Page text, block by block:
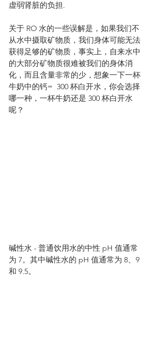
虚弱肾脏的负担.
关于 RO 水的一些误解是，如果我们不
从水中摄取矿物质，我们身体可能无法
获得足够的矿物质，事实上，自来水中
的大部分矿物质很难被我们的身体消
化，而且含量非常的少，想象一下一杯
牛奶中的钙=  300 杯白开水，你会选择
哪一种，一杯牛奶还是 300 杯白开水
呢？
碱性水 - 普通饮用水的中性 pH 值通常
为 7。其中碱性水的 pH 值通常为 8、9
和 9.5。